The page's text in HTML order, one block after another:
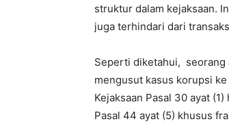
struktur dalam kejaksaan.
juga terhindari dari
Seperti diketahui, seorang
mengusut kasus korupsi
Kejaksaan Pasal 30 ayat
Pasal 44 ayat (5) khusus